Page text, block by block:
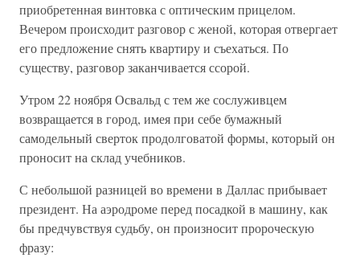
приобретенная винтовка с оптическим прицелом.
Вечером происходит разговор с женой, которая отвергает
его предложение снять квартиру и съехаться. По
существу, разговор заканчивается ссорой.
Утром 22 ноября Освальд с тем же сослуживцем
возвращается в город, имея при себе бумажный
самодельный сверток продолговатой формы, который он
проносит на склад учебников.
С небольшой разницей во времени в Даллас прибывает
президент. На аэродроме перед посадкой в машину, как
бы предчувствуя судьбу, он произносит пророческую
фразу: